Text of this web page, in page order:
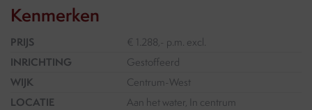
Kenmerken
PRIJS
€ 1.288,- p.m. excl.
INRICHTING
Gestoffeerd
WIJK
Centrum-West
LOCATIE
Aan het water, In centrum